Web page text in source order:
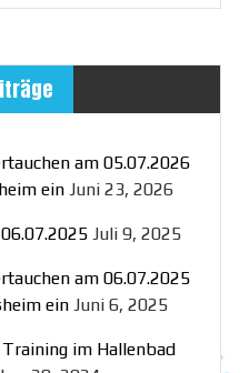
am 05.07.2026
ein Juni 23, 2026
Juli 9, 2025
am 06.07.2025
ein Juni 6, 2025
im Hallenbad